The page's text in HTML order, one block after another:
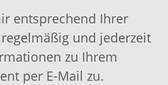
entsprechend Ihrer
und jederzeit
zu Ihrem
per E-Mail zu.